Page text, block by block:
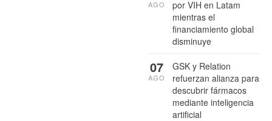
por VIH en Latam
mientras el
financiamiento global
disminuye
AGO
GSK y Relation
refuerzan alianza para
descubrir fármacos
mediante inteligencia
artificial
07
AGO